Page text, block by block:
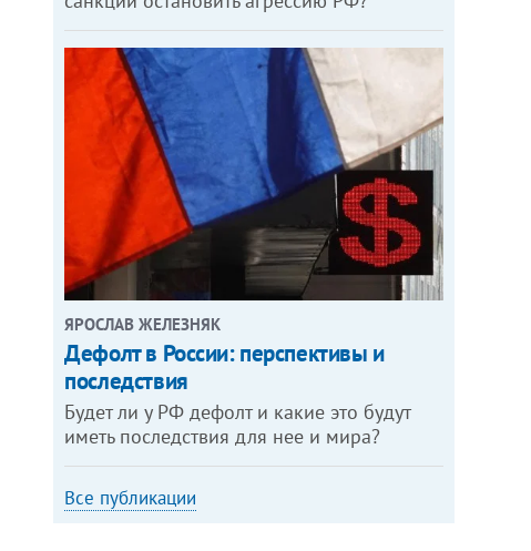
ЯРОСЛАВ ЖЕЛЕЗНЯК
Дефолт в России: перспективы и
последствия
Будет ли у РФ дефолт и какие это будут
иметь последствия для нее и мира?
Все публикации